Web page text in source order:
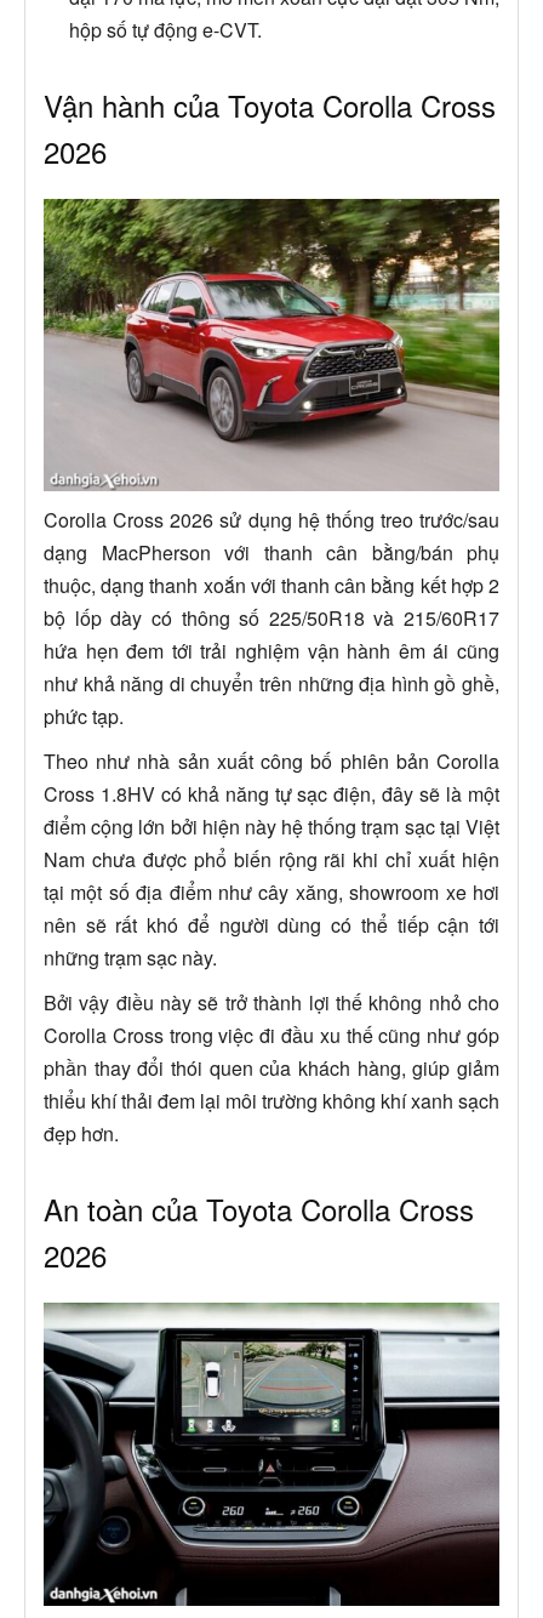
hộp số tự động e-CVT.
Vận hành của Toyota Corolla Cross
2026
Corolla Cross 2026 sử dụng hệ thống treo trước/sau
dạng MacPherson với thanh cân bằng/bán phụ
thuộc, dạng thanh xoắn với thanh cân bằng kết hợp 2
bộ lốp dày có thông số 225/50R18 và 215/60R17
hứa hẹn đem tới trải nghiệm vận hành êm ái cũng
như khả năng di chuyển trên những địa hình gồ ghề,
phức tạp.
Theo như nhà sản xuất công bố phiên bản Corolla
Cross 1.8HV có khả năng tự sạc điện, đây sẽ là một
điểm cộng lớn bởi hiện này hệ thống trạm sạc tại Việt
Nam chưa được phổ biến rộng rãi khi chỉ xuất hiện
tại một số địa điểm như cây xăng, showroom xe hơi
nên sẽ rất khó để người dùng có thể tiếp cận tới
những trạm sạc này.
Bởi vậy điều này sẽ trở thành lợi thế không nhỏ cho
Corolla Cross trong việc đi đầu xu thế cũng như góp
phần thay đổi thói quen của khách hàng, giúp giảm
thiểu khí thải đem lại môi trường không khí xanh sạch
đẹp hơn.
An toàn của Toyota Corolla Cross
2026